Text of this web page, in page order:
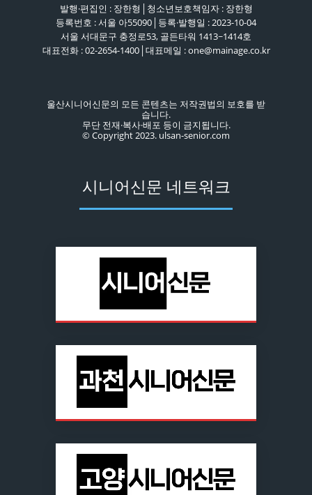
발행·편집인 : 장한형│청소년보호책임자 : 장한형
등록번호 : 서울 아55090│등록·발행일 : 2023-10-04
서울 서대문구 충정로53, 골든타워 1413~1414호
대표전화 : 02-2654-1400│대표메일 : one@mainage.co.kr
울산시니어신문의 모든 콘텐츠는 저작권법의 보호를 받
습니다.
무단 전재·복사·배포 등이 금지됩니다.
© Copyright 2023. ulsan-senior.com
시니어신문 네트워크